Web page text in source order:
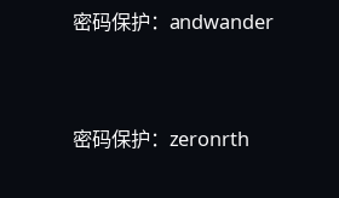
密码保护：andwander
密码保护：zeronrth